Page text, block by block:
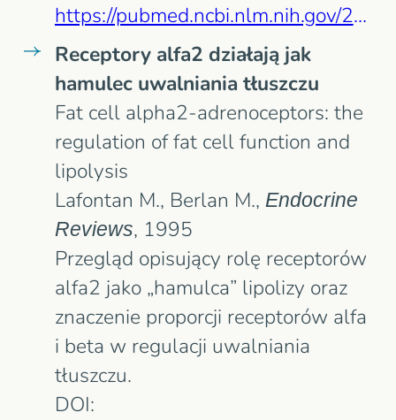
https://pubmed.ncbi.nlm.nih.gov/2312732/
Receptory alfa2 działają jak
hamulec uwalniania tłuszczu
Fat cell alpha2-adrenoceptors: the
regulation of fat cell function and
lipolysis
Lafontan M., Berlan M., Endocrine
Reviews, 1995
Przegląd opisujący rolę receptorów
alfa2 jako „hamulca” lipolizy oraz
znaczenie proporcji receptorów alfa
i beta w regulacji uwalniania
tłuszczu.
DOI: